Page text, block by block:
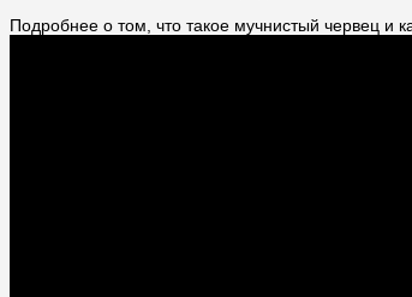
Подробнее о том, что такое мучнистый червец и